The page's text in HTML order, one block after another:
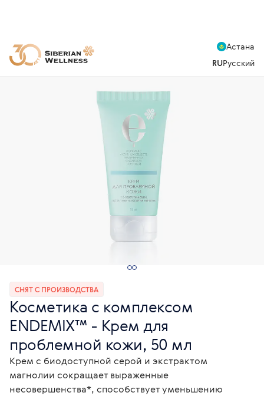
Астана
RUРусский
СНЯТ С ПРОИЗВОДСТВА
Косметика с комплексом
ENDEMIX™ - Крем для
проблемной кожи, 50 мл
Крем с биодоступной серой и экстрактом
магнолии сокращает выраженные
несовершенства*, способствует уменьшению